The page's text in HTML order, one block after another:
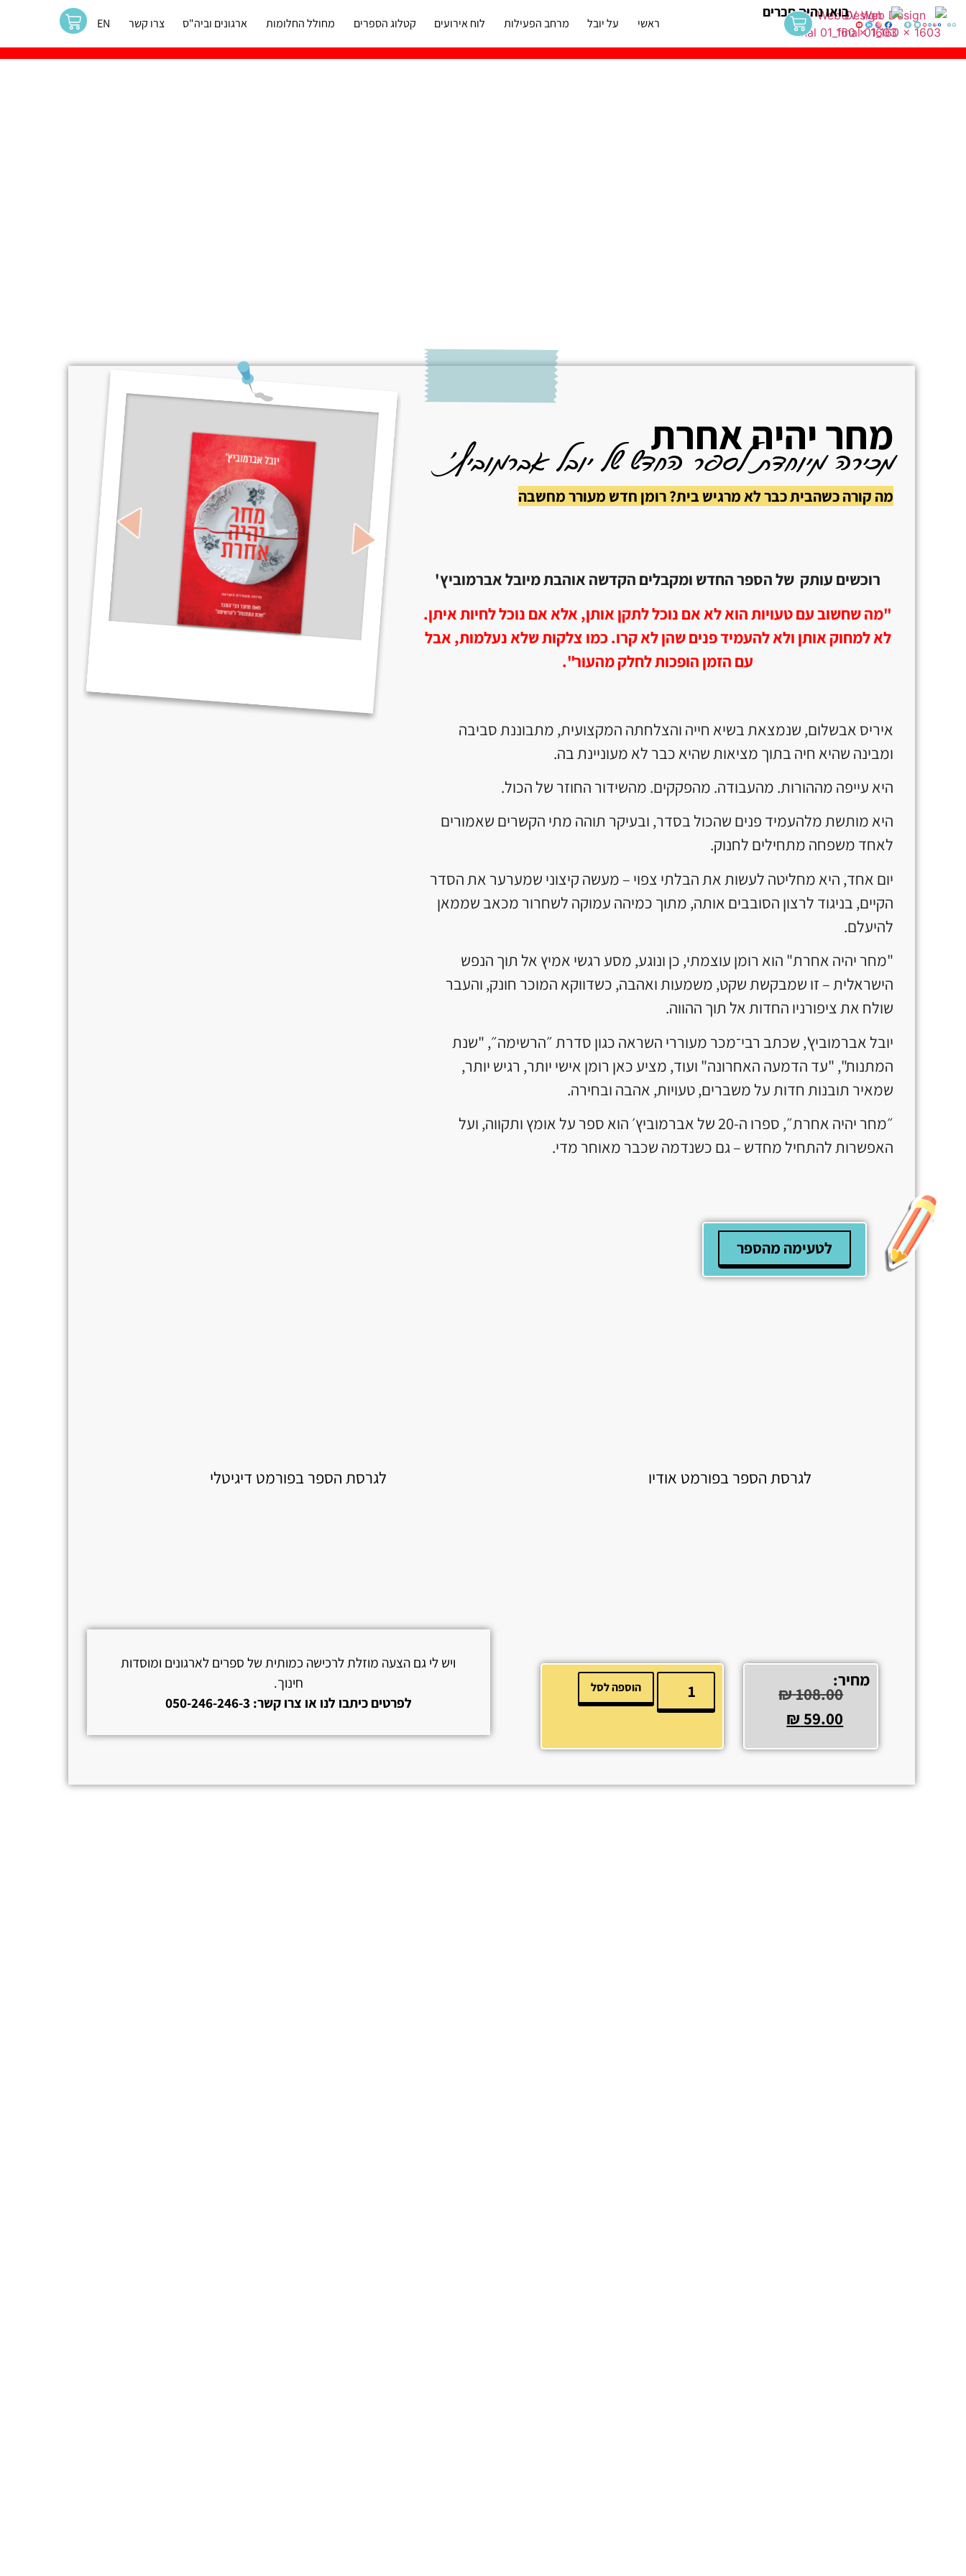
ראשי על יובל מרחב הפעילות לוח אירועים קטלוג הספרים מחולל החלומות ארגונים וביה"ס צרו קשר EN
בואו נהיה חברים
מחר יהיה אחרת
מכירה מיוחדת לספר החדש של יובל אברמוביץ׳
מה קורה כשהבית כבר לא מרגיש בית? רומן חדש מעורר מחשבה
רוכשים עותק של הספר החדש ומקבלים הקדשה אוהבת מיובל אברמוביץ'
"מה שחשוב עם טעויות הוא לא אם נוכל לתקן אותן, אלא אם נוכל לחיות איתן.
לא למחוק אותן ולא להעמיד פנים שהן לא קרו. כמו צלקות שלא נעלמות, אבל
עם הזמן הופכות לחלק מהעור".
איריס אבשלום, שנמצאת בשיא חייה והצלחתה המקצועית, מתבוננת סביבה
ומבינה שהיא חיה בתוך מציאות שהיא כבר לא מעוניינת בה.
היא עייפה מההורות. מהעבודה. מהפקקים. מהשידור החוזר של הכול.
היא מותשת מלהעמיד פנים שהכול בסדר, ובעיקר תוהה מתי הקשרים שאמורים
לאחד משפחה מתחילים לחנוק.
יום אחד, היא מחליטה לעשות את הבלתי צפוי – מעשה קיצוני שמערער את הסדר
הקיים, בניגוד לרצון הסובבים אותה, מתוך כמיהה עמוקה לשחרור מכאב שממאן
להיעלם.
"מחר יהיה אחרת" הוא רומן עוצמתי, כן ונוגע, מסע רגשי אמיץ אל תוך הנפש
הישראלית – זו שמבקשת שקט, משמעות ואהבה, כשדווקא המוכר חונק, והעבר
שולח את ציפורניו החדות אל תוך ההווה.
יובל אברמוביץ', שכתב רבי־מכר מעוררי השראה כגון סדרת ״הרשימה״, "שנת
המתנות", "עד הדמעה האחרונה" ועוד, מציע כאן רומן אישי יותר, רגיש יותר,
שמאיר תובנות חדות על משברים, טעויות, אהבה ובחירה.
״מחר יהיה אחרת״, ספרו ה-20 של אברמוביץ׳ הוא ספר על אומץ ותקווה, ועל
האפשרות להתחיל מחדש – גם כשנדמה שכבר מאוחר מדי.
לטעימה מהספר
לגרסת הספר בפורמט אודיו לגרסת הספר בפורמט דיגיטלי
מחיר:
108.00
₪
59.00
₪
הוספה לסל
ויש לי גם הצעה מוזלת לרכישה כמותית של ספרים לארגונים ומוסדות
חינוך.
לפרטים כיתבו לנו או צרו קשר: 050-246-246-3